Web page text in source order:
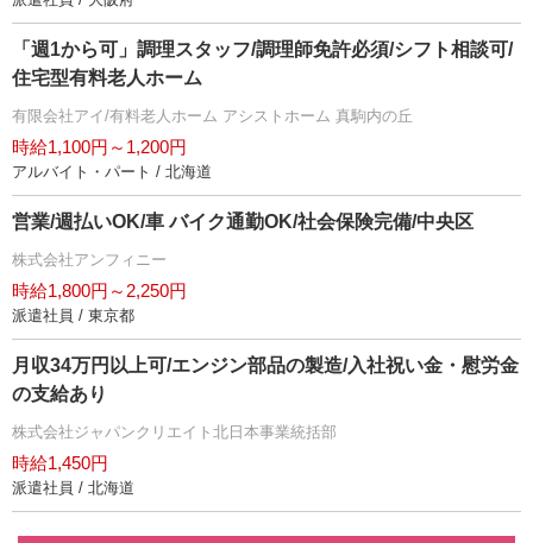
「週1から可」調理スタッフ/調理師免許必須/シフト相談可/
住宅型有料老人ホーム
有限会社アイ/有料老人ホーム アシストホーム 真駒内の丘
時給1,100円～1,200円
アルバイト・パート / 北海道
営業/週払いOK/車 バイク通勤OK/社会保険完備/中央区
株式会社アンフィニー
時給1,800円～2,250円
派遣社員 / 東京都
月収34万円以上可/エンジン部品の製造/入社祝い金・慰労金
の支給あり
株式会社ジャパンクリエイト北日本事業統括部
時給1,450円
派遣社員 / 北海道